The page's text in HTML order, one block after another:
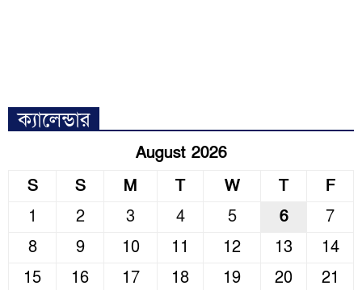
ক্যালেন্ডার
August 2026
S
S M T W T
F
1
2 3 4 5 6
7
8
9 10 11 12 13
14
15
16 17 18 19 20
21